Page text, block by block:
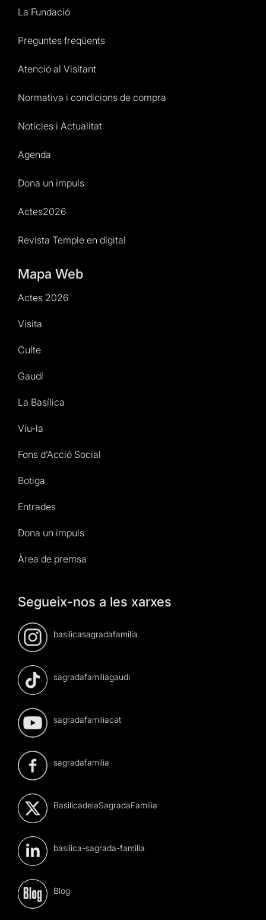
La Fundació
Preguntes freqüents
Atenció al Visitant
Normativa i condicions de compra
Notícies i Actualitat
Agenda
Dona un impuls
Actes2026
Revista Temple en digital
Mapa Web
Actes 2026
Visita
Culte
Gaudí
La Basílica
Viu-la
Fons d’Acció Social
Botiga
Entrades
Dona un impuls
Àrea de premsa
Segueix-nos a les xarxes
basilicasagradafamilia
sagradafamiliagaudi
sagradafamiliacat
sagradafamilia
BasilicadelaSagradaFamilia
basilica-sagrada-familia
Blog